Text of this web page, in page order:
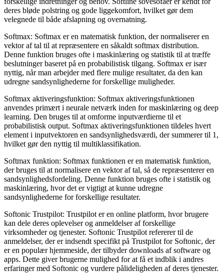
deres bløde polstring og gode liggekomfort, hvilket gør dem
velegnede til både afslapning og overnatning.
Softmax: Softmax er en matematisk funktion, der normaliserer en
vektor af tal til at repræsentere en såkaldt softmax distribution.
Denne funktion bruges ofte i maskinlæring og statistik til at træffe
beslutninger baseret på en probabilistisk tilgang. Softmax er især
nyttig, når man arbejder med flere mulige resultater, da den kan
udregne sandsynlighederne for forskellige muligheder.
Softmax aktiveringsfunktion: Softmax aktiveringsfunktionen
anvendes primært i neurale netværk inden for maskinlæring og deep
learning. Den bruges til at omforme inputværdierne til et
probabilistisk output. Softmax aktiveringsfunktionen tildeles hvert
element i inputvektoren en sandsynlighedsværdi, der summerer til 1,
hvilket gør den nyttig til multiklassifikation.
Softmax funktion: Softmax funktionen er en matematisk funktion,
der bruges til at normalisere en vektor af tal, så de repræsenterer en
sandsynlighedsfordeling. Denne funktion bruges ofte i statistik og
maskinlæring, hvor det er vigtigt at kunne udregne
sandsynlighederne for forskellige resultater.
Softonic Trustpilot: Trustpilot er en online platform, hvor brugere
kan dele deres oplevelser og anmeldelser af forskellige
virksomheder og tjenester. Softonic Trustpilot refererer til de
anmeldelser, der er indsendt specifikt på Trustpilot for Softonic, der
er en populær hjemmeside, der tilbyder downloads af software og
apps. Dette giver brugerne mulighed for at få et indblik i andres
erfaringer med Softonic og vurdere pålideligheden af deres tjenester.